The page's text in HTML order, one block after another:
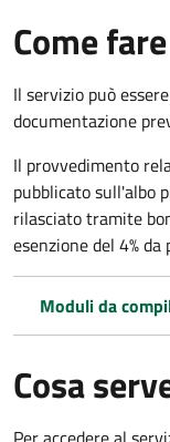
Come fare
Il servizio può
documentazione
Il provvedimento
pubblicato sull'albo
rilasciato tramite
esenzione del 4%
Moduli da
Cosa